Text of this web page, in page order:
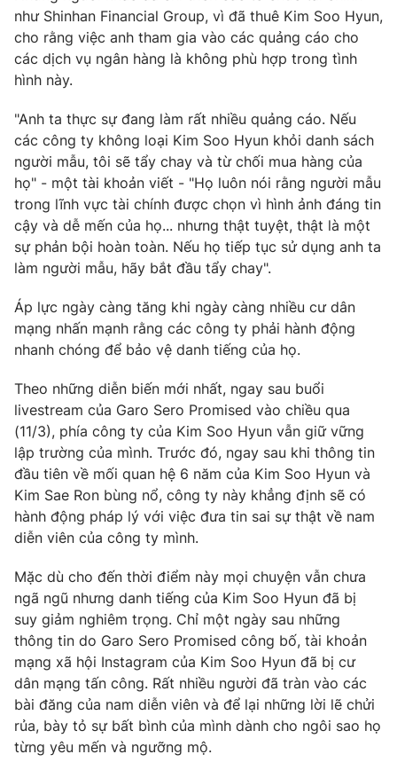
THỜI BÁO VTV
Theo dõi báo trên
Cơ quan chủ quản:Đài Truyền hình Việt Nam
Cơ quan báo chí:Thời báo VTV
Giấy phép hoạt động báo in và báo điện tử số 483/GP-BTTTT
cấp ngày 29/12/2023
Tổng Biên tập:Vũ Thanh Thủy
Phó Tổng Biên tập:
Nguyễn Trọng Ninh
Tổng đài VTV:024.38 355 931 - 024.38 355 932
Ðiện thoại Thời báo VTV:024.66 897 897
Liên hệ quảng cáo: 024-7300.7108
® Cấm sao chép dưới mọi hình thức nếu không có sự chấp
thuận bằng văn bản. Ghi rõ nguồn VTV.vn khi phát hành lại
thông tin từ website này.
như Shinhan Financial Group, vì đã thuê Kim Soo Hyun,
cho rằng việc anh tham gia vào các quảng cáo cho
các dịch vụ ngân hàng là không phù hợp trong tình
hình này.
"Anh ta thực sự đang làm rất nhiều quảng cáo. Nếu
các công ty không loại Kim Soo Hyun khỏi danh sách
người mẫu, tôi sẽ tẩy chay và từ chối mua hàng của
họ" - một tài khoản viết - "Họ luôn nói rằng người mẫu
trong lĩnh vực tài chính được chọn vì hình ảnh đáng tin
cậy và dễ mến của họ... nhưng thật tuyệt, thật là một
sự phản bội hoàn toàn. Nếu họ tiếp tục sử dụng anh ta
làm người mẫu, hãy bắt đầu tẩy chay".
Áp lực ngày càng tăng khi ngày càng nhiều cư dân
mạng nhấn mạnh rằng các công ty phải hành động
nhanh chóng để bảo vệ danh tiếng của họ.
Theo những diễn biến mới nhất, ngay sau buổi
livestream của Garo Sero Promised vào chiều qua
(11/3), phía công ty của Kim Soo Hyun vẫn giữ vững
lập trường của mình. Trước đó, ngay sau khi thông tin
đầu tiên về mối quan hệ 6 năm của Kim Soo Hyun và
Kim Sae Ron bùng nổ, công ty này khẳng định sẽ có
hành động pháp lý với việc đưa tin sai sự thật về nam
diễn viên của công ty mình.
Mặc dù cho đến thời điểm này mọi chuyện vẫn chưa
ngã ngũ nhưng danh tiếng của Kim Soo Hyun đã bị
suy giảm nghiêm trọng. Chỉ một ngày sau những
thông tin do Garo Sero Promised công bố, tài khoản
mạng xã hội Instagram của Kim Soo Hyun đã bị cư
dân mạng tấn công. Rất nhiều người đã tràn vào các
bài đăng của nam diễn viên và để lại những lời lẽ chửi
rủa, bày tỏ sự bất bình của mình dành cho ngôi sao họ
từng yêu mến và ngưỡng mộ.